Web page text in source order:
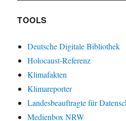
TOOLS
Deutsche Digitale Bibliothek
Holocaust-Referenz
Klimafakten
Klimareporter
Landesbeauftragte für
Medienbox NRW